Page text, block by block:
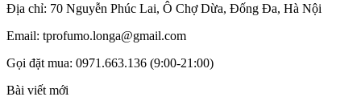
Địa chỉ: 70 Nguyễn Phúc Lai, Ô Chợ Dừa, Đống Đa, Hà Nội
Email: tprofumo.longa@gmail.com
Gọi đặt mua: 0971.663.136 (9:00-21:00)
Bài viết mới